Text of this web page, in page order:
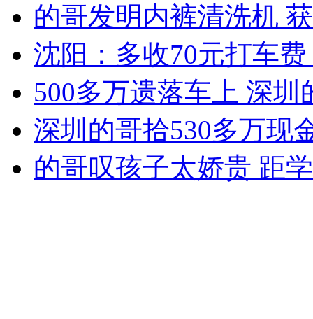
女孩北京地铁殴打老人 痛下狠手拳打脚踢
无痛分娩是否安全 医生回应
外交部：反对强权政治霸凌主义
外交部：有关国家言论片面不公正
的哥发明内裤清洗机
沈阳：多收70元打车
500多万遗落车上 深圳
深圳的哥拾530多万现
的哥叹孩子太娇贵 距